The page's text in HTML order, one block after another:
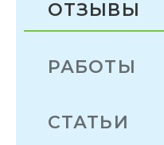
ОТЗЫВЫ
РАБОТЫ
СТАТЬИ